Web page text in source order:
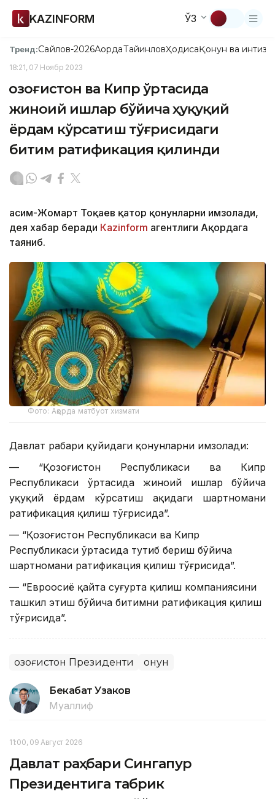
KAZINFORM ЎЗ
Тренд:Сайлов-2026АқордаТайинловҲодисаҚонун ва
18:21, 07 Ноябр 2023
Қозоғистон ва Кипр ўртасида
жиноий ишлар бўйича ҳуқуқий
ёрдам кўрсатиш тўғрисидаги
битим ратификация қилинди
Қасим-Жомарт Тоқаев қатор қонунларни имзолади,
дея хабар беради Каzinform агентлиги Ақордага
таяниб.
Фото: Ақорда матбуот хизмати
Давлат раҳбари қуйидаги қонунларни имзолади:
— “Қозоғистон Республикаси ва Кипр
Республикаси ўртасида жиноий ишлар бўйича
ҳуқуқий ёрдам кўрсатиш ҳақидаги шартномани
ратификация қилиш тўғрисида”.
— “Қозоғистон Республикаси ва Кипр
Республикаси ўртасида тутиб бериш бўйича
шартномани ратификация қилиш тўғрисида”.
— “Евроосиё қайта суғурта қилиш компаниясини
ташкил этиш бўйича битимни ратификация қилиш
тўғрисида”.
Қозоғистон Президенти Қонун
Бекабат Узаков
Муаллиф
11:00, 09 Август 2026
Давлат раҳбари Сингапур
Президентига табрик